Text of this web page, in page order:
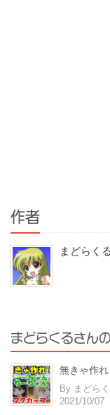
作者
まどらくる
まどらくるさん
無きゃ作
By まどら
2021/10/07